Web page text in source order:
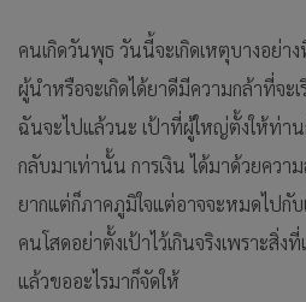
คนเกิดวันพุธ วันนี้จะเกิดเหตุบางอย่า
ผู้นำหรือจะเกิดได้ยาดีมีความกล้าที่จะ
ฉันจะไปแล้วนะ เป้าที่ผู้ใหญ่ตั้งให้ท่า
กลับมาเท่านั้น การเงิน ได้มาด้วยควา
ยากแต่ก็ภาคภูมิใจแต่อาจจะหมดไปกับ
คนโสดอย่าตั้งเป้าไว้เกินจริงเพราะสิ่ง
แล้วขออะไรมาก็จัดให้